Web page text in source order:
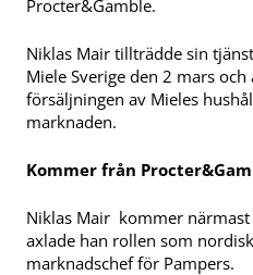
Procter&Gamble.
Niklas Mair tillträdde sin
Miele Sverige den 2 mars
försäljningen av Mieles
marknaden.
Kommer från
Niklas Mair kommer
axlade han rollen som
marknadschef för Pampers.